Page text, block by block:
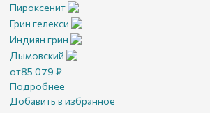
Пироксенит
Грин гелекси
Индиян грин
Дымовский
от85 079 ₽
Подробнее
Добавить в избранное